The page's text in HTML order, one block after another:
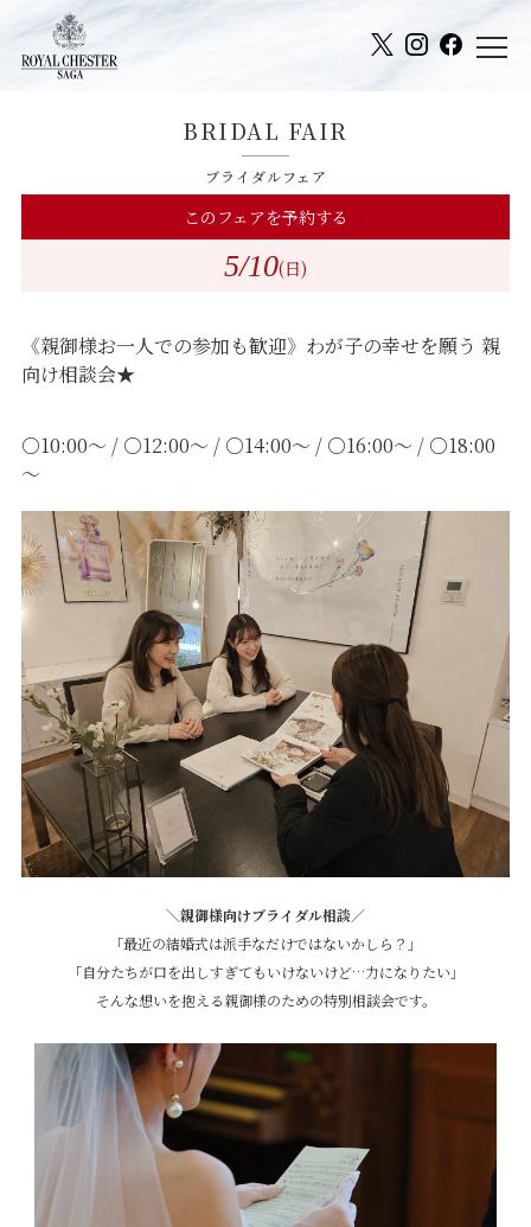
BRIDAL FAIR
ブライダルフェア
このフェアを予約する
5/10(日)
《親御様お一人での参加も歓迎》わが子の幸せを願う 親
向け相談会★
○10:00～ / ○12:00～ / ○14:00～ / ○16:00～ / ○18:00
～
＼親御様向けブライダル相談／
「最近の結婚式は派手なだけではないかしら？」
「自分たちが口を出しすぎてもいけないけど…力になりたい」
そんな想いを抱える親御様のための特別相談会です。